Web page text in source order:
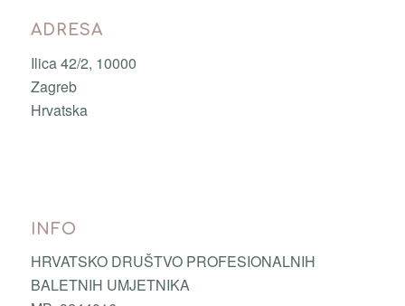
ADRESA
Ilica 42/2, 10000
Zagreb
Hrvatska
INFO
HRVATSKO DRUŠTVO PROFESIONALNIH
BALETNIH UMJETNIKA